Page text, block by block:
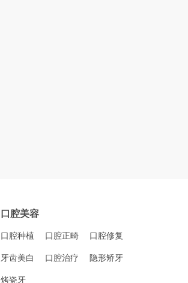
口腔美容
口腔种植 口腔正畸 口腔修复
牙齿美白 口腔治疗 隐形矫牙
烤瓷牙